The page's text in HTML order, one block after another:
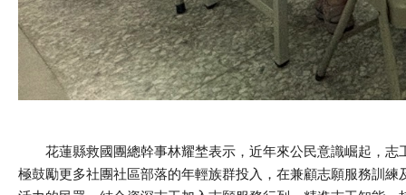
花蓮縣救國團總幹事林耀埜表示，近年來公民意識崛起，志
極鼓勵更多社團社區部落的年輕族群投入，在兼顧志願服務訓